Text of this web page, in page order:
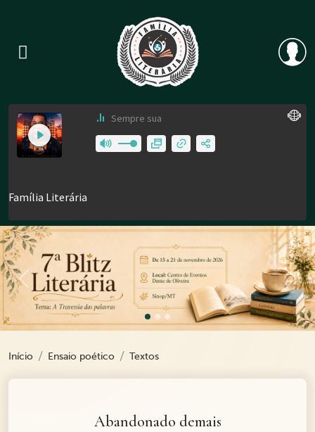
Previous
Início Ensaio poético Textos
Abandonado demais